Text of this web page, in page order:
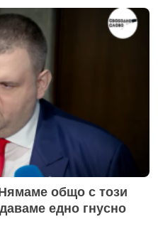
общо с този
едно гнусно